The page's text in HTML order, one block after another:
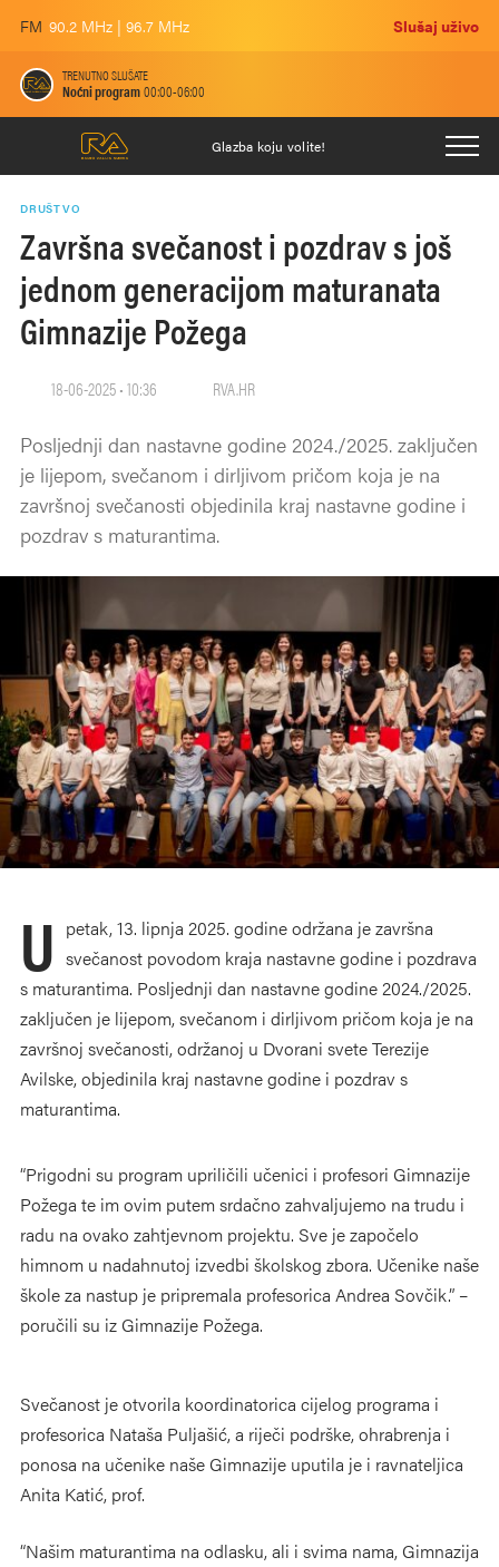
FM 90.2 MHz | 96.7 MHz Slušaj uživo
TRENUTNO SLUŠATE
Noćni program00:00-06:00
Glazba koju volite!
DRUŠTVO
Završna svečanost i pozdrav s još
jednom generacijom maturanata
Gimnazije Požega
18-06-2025 • 10:36 RVA.HR
Posljednji dan nastavne godine 2024./2025. zaključen
je lijepom, svečanom i dirljivom pričom koja je na
završnoj svečanosti objedinila kraj nastavne godine i
pozdrav s maturantima.
U petak, 13. lipnja 2025. godine održana je završna
svečanost povodom kraja nastavne godine i pozdrava
s maturantima. Posljednji dan nastavne godine 2024./2025.
zaključen je lijepom, svečanom i dirljivom pričom koja je na
završnoj svečanosti, održanoj u Dvorani svete Terezije
Avilske, objedinila kraj nastavne godine i pozdrav s
maturantima.
“Prigodni su program upriličili učenici i profesori Gimnazije
Požega te im ovim putem srdačno zahvaljujemo na trudu i
radu na ovako zahtjevnom projektu. Sve je započelo
himnom u nadahnutoj izvedbi školskog zbora. Učenike naše
škole za nastup je pripremala profesorica Andrea Sovčik.” –
poručili su iz Gimnazije Požega.
Svečanost je otvorila koordinatorica cijelog programa i
profesorica Nataša Puljašić, a riječi podrške, ohrabrenja i
ponosa na učenike naše Gimnazije uputila je i ravnateljica
Anita Katić, prof.
“Našim maturantima na odlasku, ali i svima nama, Gimnazija